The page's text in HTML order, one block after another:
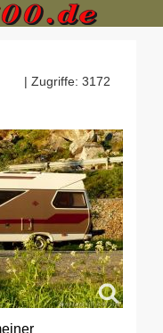
| Zugriffe: 3172